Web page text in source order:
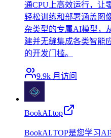
通CPU上高效运行，让
轻松训练和部署涵盖图
杂类型的专属AI模型，
建并无缝集成各类智能
的开发门槛。
9.9k 月访问
BookAI.top
BookAI.TOP是您学习